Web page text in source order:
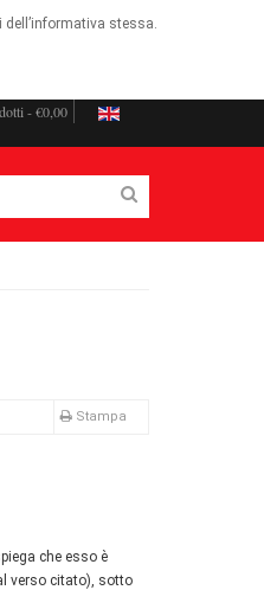
stessa.
- €0,00
Stampa
che esso è
verso citato), sotto